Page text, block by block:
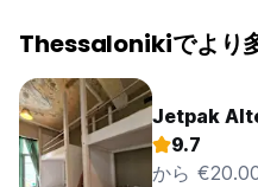
Thessalonikiでより
Jetpak
9.7
から